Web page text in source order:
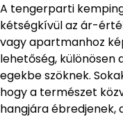
A tengerparti
kétségkívül az ár-
vagy apartmanhoz
lehetőség, különösen
egekbe szöknek.
hogy a természet
hangjára ébredjenek,